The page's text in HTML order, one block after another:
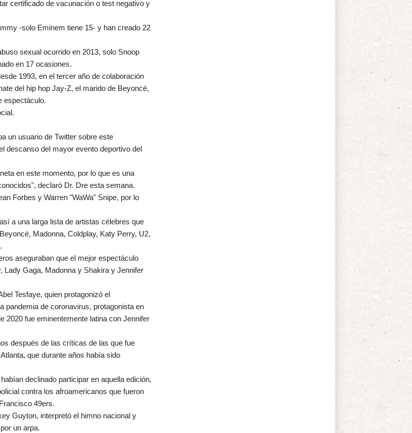
certificado de vacunación o test negativo y
-solo Eminem tiene 15- y han creado 22
sexual ocurrido en 2013, solo Snoop
en 17 ocasiones.
1993, en el tercer año de colaboración
del hip hop Jay-Z, el marido de Beyoncé,
espectáculo.
un usuario de Twitter sobre este
descanso del mayor evento deportivo del
en este momento, por lo que es una
declaró Dr. Dre esta semana.
Forbes y Warren "WaWa" Snipe, por lo
a una larga lista de artistas célebres que
Madonna, Coldplay, Katy Perry, U2,
aseguraban que el mejor espectáculo
Lady Gaga, Madonna y Shakira y Jennifer
Tesfaye, quien protagonizó el
pandemia de coronavirus, protagonista en
2020 fue eminentemente latina con Jennifer
después de las críticas de las que fue
que durante años había sido
declinado participar en aquella edición,
contra los afroamericanos que fueron
49ers.
Guyton, interpretó el himno nacional y
un arpa.